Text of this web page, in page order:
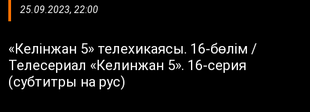
25.09.2023, 22:00
«Келінжан 5» телехикаясы. 16-бөлім /
Телесериал «Келинжан 5». 16-серия
(субтитры на рус)